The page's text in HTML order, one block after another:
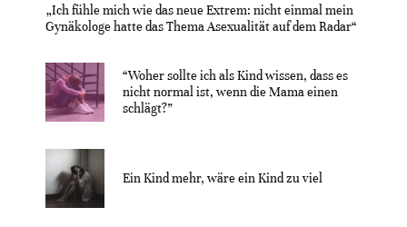
„Ich fühle mich wie das neue Extrem: nicht einmal mein
Gynäkologe hatte das Thema Asexualität auf dem Radar“
“Woher sollte ich als Kind wissen, dass es
nicht normal ist, wenn die Mama einen
schlägt?”
Ein Kind mehr, wäre ein Kind zu viel